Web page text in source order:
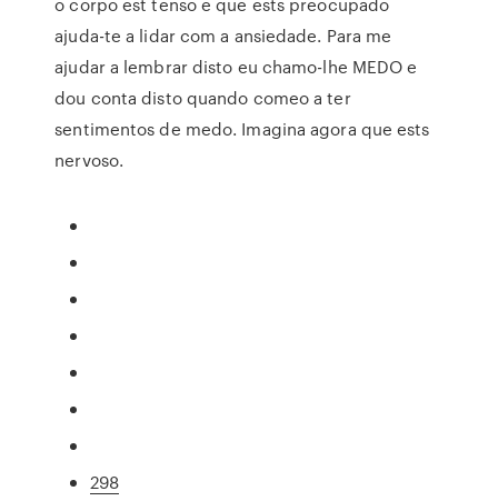
ajuda-te a lidar com a ansiedade. Para me
ajudar a lembrar disto eu chamo-lhe MEDO e
dou conta disto quando comeo a ter
sentimentos de medo. Imagina agora que ests
nervoso.
298